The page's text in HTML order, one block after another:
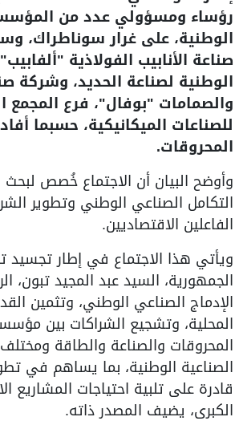
رؤساء ومسؤولي عدد من
الوطنية، على غرار سوناطراك،
صناعة الأنابيب الفولاذية
الوطنية لصناعة الحديد، وشركة
والصمامات "بوفال"، فرع المجمع
للصناعات الميكانيكية، حسبما
المحروقات.
وأوضح البيان أن الاجتماع خُصص
التكامل الصناعي الوطني وتطوير
الفاعلين الاقتصاديين.
ويأتي هذا الاجتماع في إطار
الجمهورية، السيد عبد المجيد تبون،
الإدماج الصناعي الوطني، وتثمين
المحلية، وتشجيع الشراكات بين
المحروقات والصناعة والطاقة
الصناعية الوطنية، بما يساهم في
قادرة على تلبية احتياجات المشاريع
الكبرى، يضيف المصدر ذاته.